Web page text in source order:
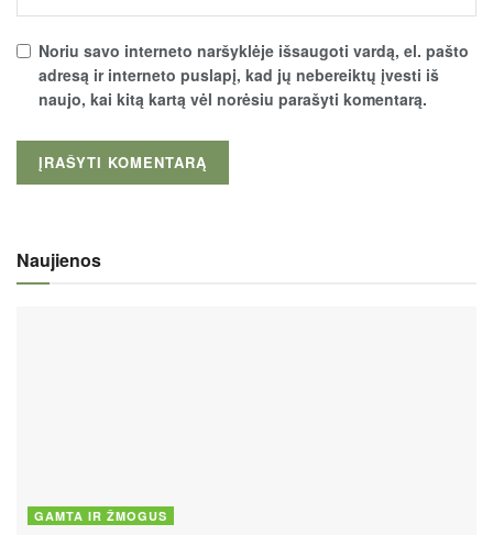
Noriu savo interneto naršyklėje išsaugoti vardą, el. pašto
adresą ir interneto puslapį, kad jų nebereiktų įvesti iš
naujo, kai kitą kartą vėl norėsiu parašyti komentarą.
Naujienos
GAMTA IR ŽMOGUS